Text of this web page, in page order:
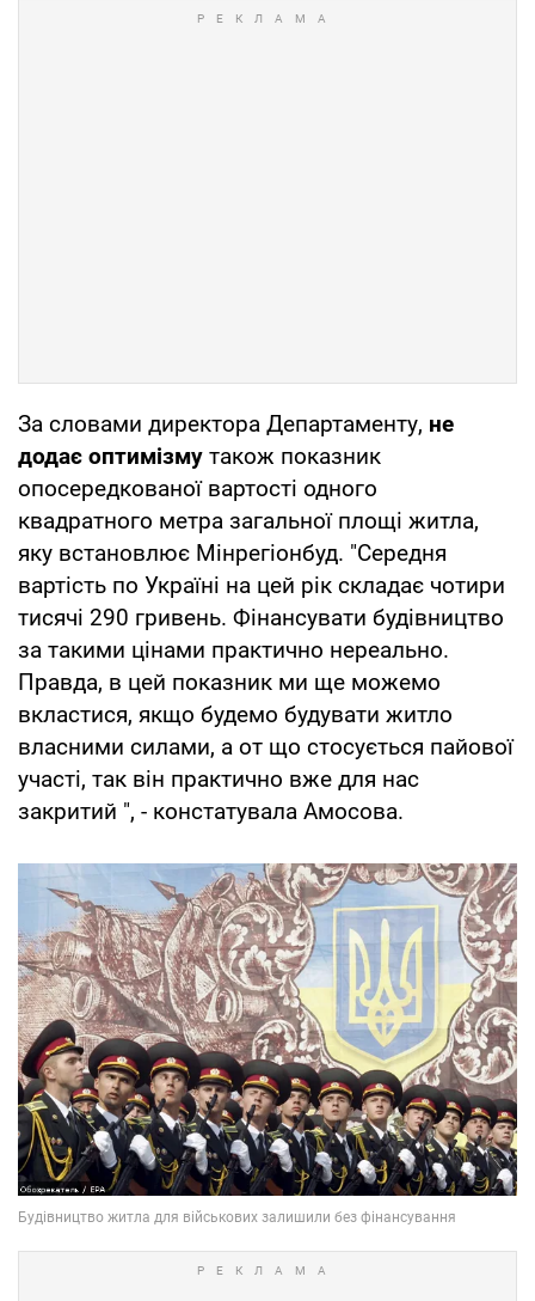
За словами директора Департаменту, не
додає оптимізму також показник
опосередкованої вартості одного
квадратного метра загальної площі житла,
яку встановлює Мінрегіонбуд. "Середня
вартість по Україні на цей рік складає чотири
тисячі 290 гривень. Фінансувати будівництво
за такими цінами практично нереально.
Правда, в цей показник ми ще можемо
вкластися, якщо будемо будувати житло
власними силами, а от що стосується пайової
участі, так він практично вже для нас
закритий ", - констатувала Амосова.